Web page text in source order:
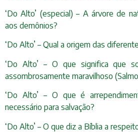
‘Do Alto’ (especial) – A árvore de
aos demônios?
‘Do Alto’ – Qual a origem das
‘Do Alto’ – O que significa que
assombrosamente maravilhoso
‘Do Alto’ – O que é
necessário para salvação?
‘Do Alto’ – O que diz a Bíblia a